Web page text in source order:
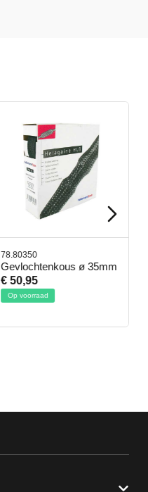
78.80350
Gevlochtenkous ø 35mm
€ 50,95
Op voorraad